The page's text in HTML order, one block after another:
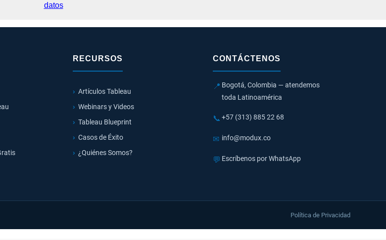
datos
RECURSOS
Artículos Tableau
Webinars y Videos
Tableau Blueprint
Casos de Éxito
¿Quiénes Somos?
CONTÁCTENOS
📍 Bogotá, Colombia — atendemos
toda Latinoamérica
📞 +57 (313) 885 22 68
✉ info@modux.co
💬 Escríbenos por WhatsApp
Política de Privacidad